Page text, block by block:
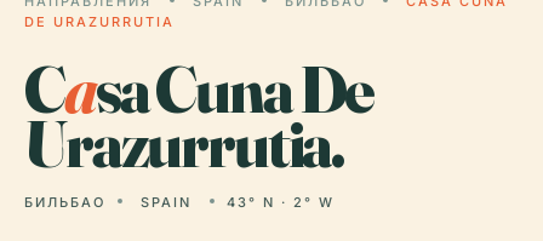
DE URAZURRUTIA
Casa Cuna De
Urazurrutia.
БИЛЬБАО SPAIN 43° N · 2° W